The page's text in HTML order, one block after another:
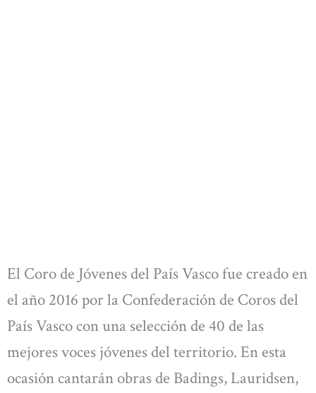
El Coro de Jóvenes del País Vasco fue creado en
el año 2016 por la Confederación de Coros del
País Vasco con una selección de 40 de las
mejores voces jóvenes del territorio. En esta
ocasión cantarán obras de Badings, Lauridsen,